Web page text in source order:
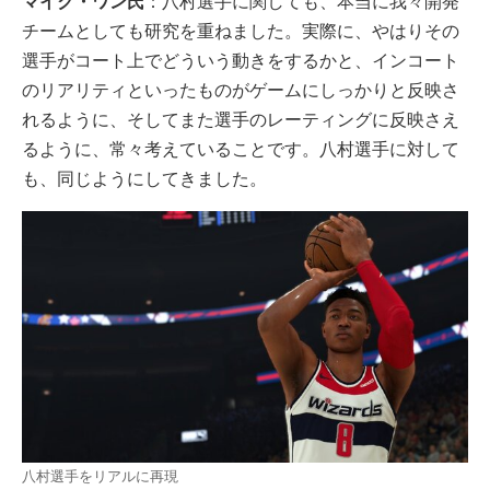
チームとしても研究を重ねました。実際に、やはりその
選手がコート上でどういう動きをするかと、インコート
のリアリティといったものがゲームにしっかりと反映さ
れるように、そしてまた選手のレーティングに反映さえ
るように、常々考えていることです。八村選手に対して
も、同じようにしてきました。
八村選手をリアルに再現